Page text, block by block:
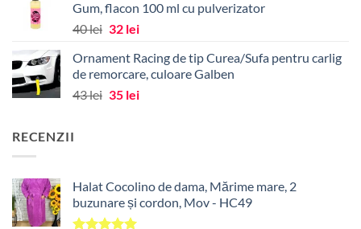
Gum, flacon 100 ml cu pulverizator
40lei Prețul
a
fost:
40 lei.
32 leiPrețul
este:
32 lei.
Ornament Racing de tip Curea/Sufa pentru carlig
de remorcare, culoare Galben
43lei Prețul
35 leiPrețul
RECENZII
Halat Cocolino de dama, Mărime mare, 2
buzunare și cordon, Mov - HC49